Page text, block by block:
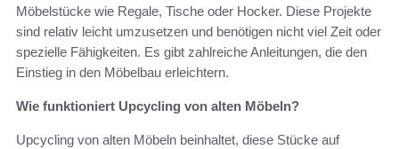
Möbelstücke wie Regale, Tische oder Hocker. Diese Projekte
sind relativ leicht umzusetzen und benötigen nicht viel Zeit oder
spezielle Fähigkeiten. Es gibt zahlreiche Anleitungen, die den
Einstieg in den Möbelbau erleichtern.
Wie funktioniert Upcycling von alten Möbeln?
Upcycling von alten Möbeln beinhaltet, diese Stücke auf